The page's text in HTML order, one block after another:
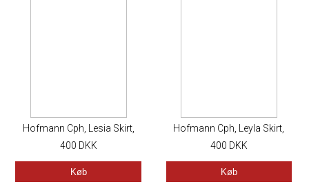
Hofmann Cph, Lesia Skirt,
Black
400 DKK
Køb
Hofmann Cph, Leyla Skirt,
Ruby
400 DKK
Køb